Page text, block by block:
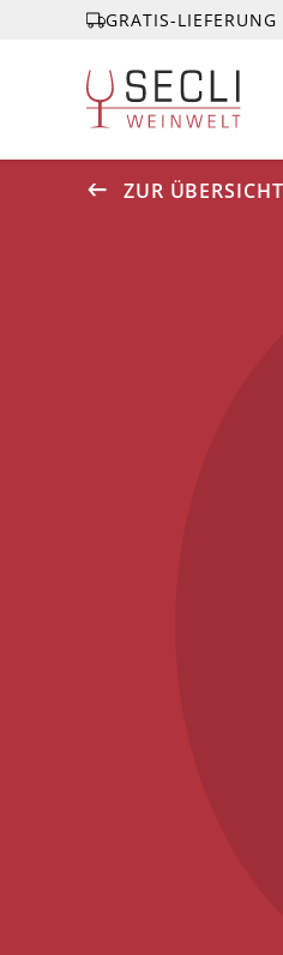
GRATIS-
ZUR ÜBERSICHT